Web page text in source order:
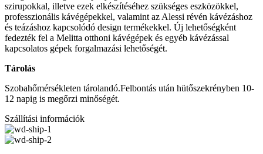
szirupokkal, illetve ezek elkészítéséhez szükséges eszközökkel,
professzionális kávégépekkel, valamint az Alessi révén kávézáshoz
és teázáshoz kapcsolódó design termékekkel. Új lehetőségként
fedezték fel a Melitta otthoni kávégépek és egyéb kávézással
kapcsolatos gépek forgalmazási lehetőségét.
Tárolás
Szobahőmérsékleten tárolandó.Felbontás után hütőszekrényben 10-
12 napig is megőrzi minőségét.
Szállítási információk